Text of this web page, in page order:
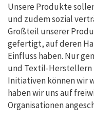
Unsere Produkte
und zudem sozial
Großteil unserer
gefertigt, auf deren
Einfluss haben. Nur
und Textil-Herstellern
Initiativen können wir
haben wir uns auf
Organisationen